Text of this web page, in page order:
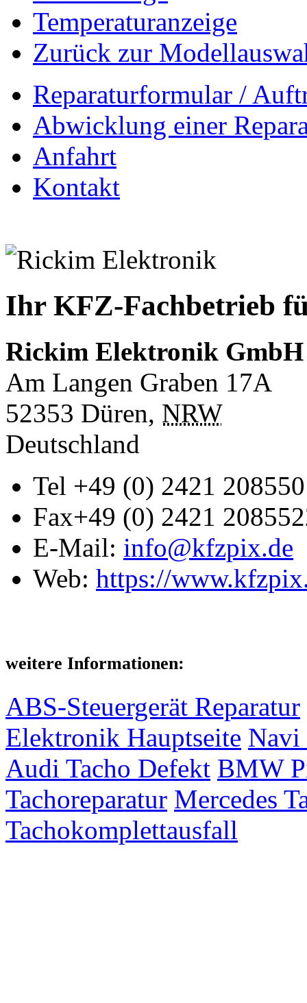
Temperaturanzeige
Zurück zur
Reparaturformular /
Abwicklung einer
Anfahrt
Kontakt
Ihr KFZ-Fachbetrieb
Rickim Elektronik GmbH
Am Langen Graben 17A
52353 Düren, NRW
Deutschland
Tel +49 (0) 2421 208550
Fax+49 (0) 2421
E-Mail: info@kfzpix.de
Web: https://
weitere Informationen:
ABS-Steuergerät Reparatur
Elektronik Hauptseite Navi
Audi Tacho Defekt BMW
Tachoreparatur Mercedes
Tachokomplettausfall